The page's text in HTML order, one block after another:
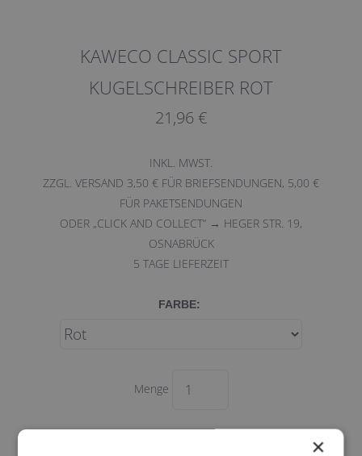
KAWECO CLASSIC SPORT
KUGELSCHREIBER ROT
21,96 €
INKL. MWST.
ZZGL. VERSAND 3,50 € FÜR BRIEFSENDUNGEN, 5,00 €
FÜR PAKETSENDUNGEN
ODER „CLICK AND COLLECT“ → HEGER STR. 19,
OSNABRÜCK
5 TAGE LIEFERZEIT
FARBE:
Menge
×